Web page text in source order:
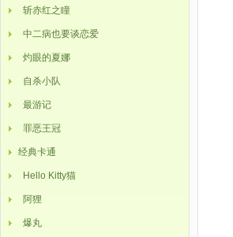
斩赤红之瞳
中二病也要谈恋爱
灼眼的夏娜
自杀小队
最游记
罪恶王冠
经典卡通
Hello Kitty猫
阿狸
爆丸